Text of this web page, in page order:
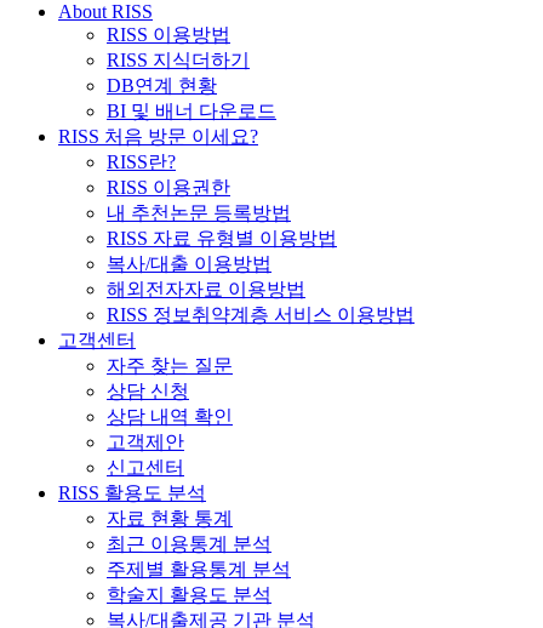
About RISS
RISS 이용방법
RISS 지식더하기
DB연계 현황
BI 및 배너 다운로드
RISS 처음 방문 이세요?
RISS란?
RISS 이용권한
내 추천논문 등록방법
RISS 자료 유형별 이용방법
복사/대출 이용방법
해외전자자료 이용방법
RISS 정보취약계층 서비스 이용방법
고객센터
자주 찾는 질문
상담 신청
상담 내역 확인
고객제안
신고센터
RISS 활용도 분석
자료 현황 통계
최근 이용통계 분석
주제별 활용통계 분석
학술지 활용도 분석
복사/대출제공 기관 분석